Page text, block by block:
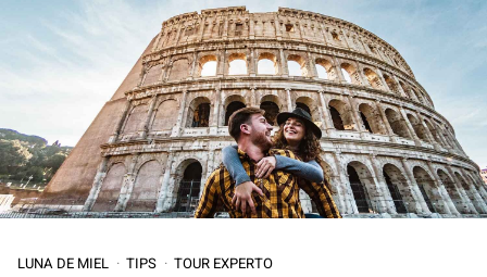
LUNA DE MIEL TIPS TOUR EXPERTO